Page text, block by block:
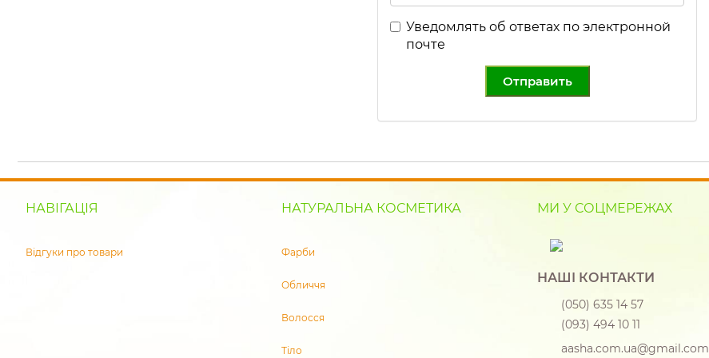
Уведомлять об ответах по электронной
почте
Отправить
НАВІГАЦІЯ
Відгуки про товари
НАТУРАЛЬНА КОСМЕТИКА
Фарби
Обличчя
Волосся
Тіло
МИ У СОЦМЕРЕЖАХ
НАШІ КОНТАКТИ
(050) 635 14 57
(093) 494 10 11
aasha.com.ua@gmail.com